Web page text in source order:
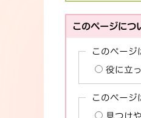
このページにつ
このページ
役に立
このページ
見つけ